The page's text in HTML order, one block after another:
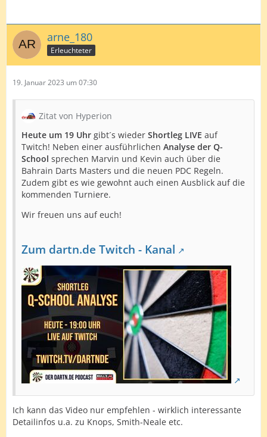
arne_180
Erleuchteter
19. Januar 2023 um 07:30
Zitat von Hyperion
Heute um 19 Uhr gibt´s wieder Shortleg LIVE auf
Twitch! Neben einer ausführlichen Analyse der Q-
School sprechen Marvin und Kevin auch über die
Bahrain Darts Masters und die neuen PDC Regeln.
Zudem gibt es wie gewohnt auch einen Ausblick auf die
kommenden Turniere.
Wir freuen uns auf euch!
Zum dartn.de Twitch - Kanal
Ich kann das Video nur empfehlen - wirklich interessante
Detailinfos u.a. zu Knops, Smith-Neale etc.